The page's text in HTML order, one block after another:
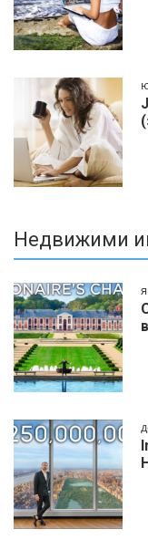
Недвижими